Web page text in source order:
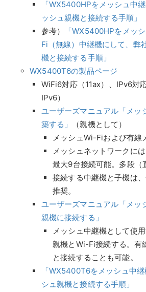
「WX5400HPをメッシュ中
ッシュ親機と接続する手順」
参考）
「WX5400HPをメッ
Fi（無線）中継機にして、弊
機と接続する手順」
WX5400T6の製品ページ
WiFi6対応（11ax）、IPv6対
IPv6）
ユーザーズマニュアル「メッ
築する」
（親機として）
メッシュWi-Fiおよび有線
メッシュネットワークに
最大9台接続可能。多段（
接続する中継機と子機は
推奨。
ユーザーズマニュアル「メッ
親機に接続する」
メッシュ中継機として使
親機とWi-Fi接続する。有
と接続することも可能。
「WX5400T6をメッシュ中
シュ親機と接続する手順」